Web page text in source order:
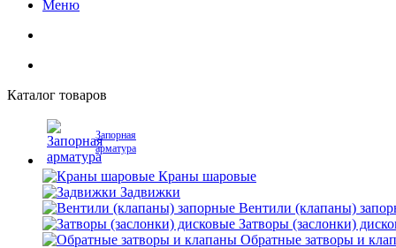
Меню
Каталог товаров
Запорная
арматура
Краны шаровые
Задвижки
Вентили (клапаны)
Затворы (заслонки)
Обратные затворы и